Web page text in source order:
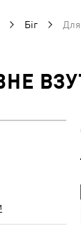
Біг